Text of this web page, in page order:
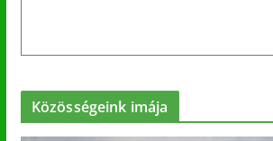
Közösségeink imája